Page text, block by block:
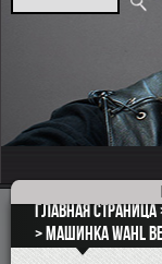
Главная страница
Машинка Wahl